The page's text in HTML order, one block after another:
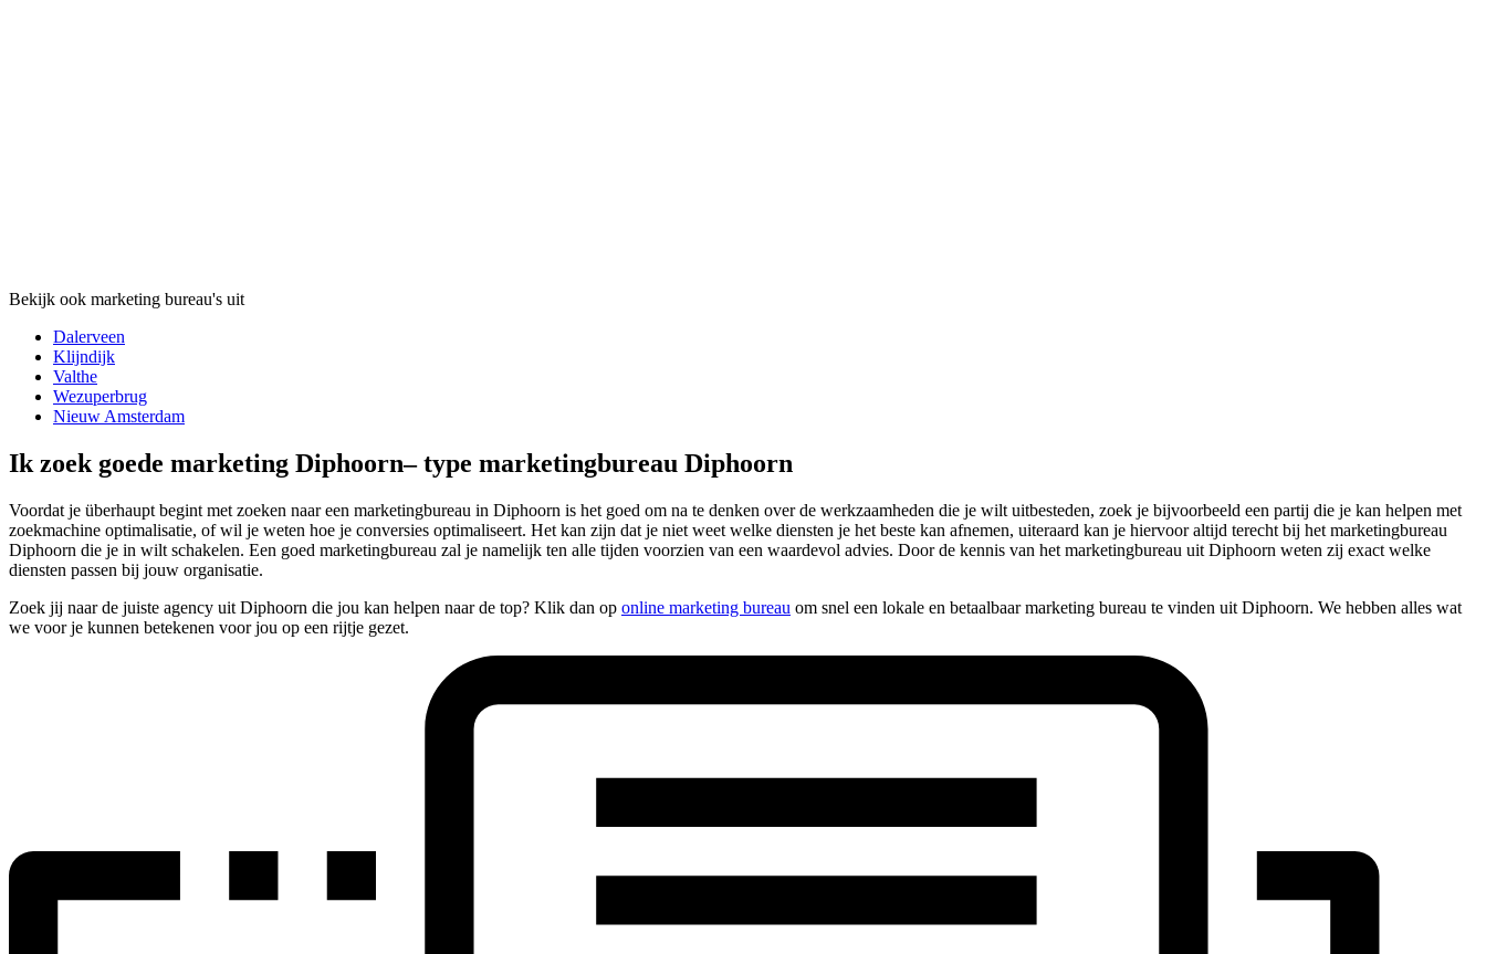
Bekijk ook marketing bureau's uit
Dalerveen
Klijndijk
Valthe
Wezuperbrug
Nieuw Amsterdam
Ik zoek goede marketing Diphoorn– type marketingbureau Diphoorn
Voordat je überhaupt begint met zoeken naar een marketingbureau in Diphoorn is het goed om na te denken over de werkzaamheden die je wilt uitbesteden, zoek je bijvoorbeeld een partij die je kan helpen met
zoekmachine optimalisatie, of wil je weten hoe je conversies optimaliseert. Het kan zijn dat je niet weet welke diensten je het beste kan afnemen, uiteraard kan je hiervoor altijd terecht bij het marketingbureau
Diphoorn die je in wilt schakelen. Een goed marketingbureau zal je namelijk ten alle tijden voorzien van een waardevol advies. Door de kennis van het marketingbureau uit Diphoorn weten zij exact welke
diensten passen bij jouw organisatie.
Zoek jij naar de juiste agency uit Diphoorn die jou kan helpen naar de top? Klik dan op online marketing bureau om snel een lokale en betaalbaar marketing bureau te vinden uit Diphoorn. We hebben alles wat
we voor je kunnen betekenen voor jou op een rijtje gezet.